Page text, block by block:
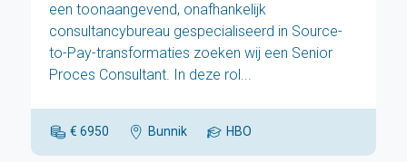
een toonaangevend, onafhankelijk
consultancybureau gespecialiseerd in Source-
to-Pay-transformaties zoeken wij een Senior
Proces Consultant. In deze rol...
€ 6950 Bunnik HBO